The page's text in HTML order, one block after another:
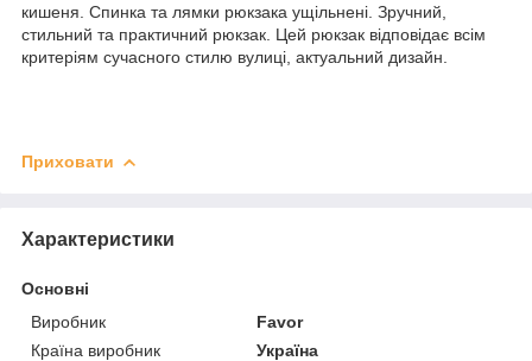
кишеня. Спинка та лямки рюкзака ущільнені. Зручний,
стильний та практичний рюкзак. Цей рюкзак відповідає всім
критеріям сучасного стилю вулиці, актуальний дизайн.
Приховати
Характеристики
Основні
Виробник
Favor
Країна виробник
Україна